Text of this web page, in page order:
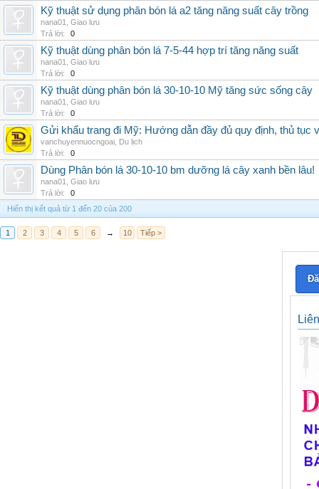
Kỹ thuật sử dụng phân bón lá a2 tăng năng suất cây trồng
nana01
Giao lưu
Trả lời:
0
Kỹ thuật dùng phân bón lá 7-5-44 hợp trí tăng năng suất
nana01
Giao lưu
Trả lời:
0
Kỹ thuật dùng phân bón lá 30-10-10 Mỹ tăng sức sống cây
nana01
Giao lưu
Trả lời:
0
Gửi khẩu trang đi Mỹ: Hướng dẫn đầy đủ quy định, thủ tục
vanchuyennuocngoai Du lịch
Trả lời:
0
Dùng Phân bón lá 30-10-10 bm dưỡng lá cây xanh bền lâu!
nana01
Giao lưu
Trả lời:
0
Hiển thị kết quả từ 1 đến 20 của 200
1 2 3 4 5 6 → 10 Tiếp >